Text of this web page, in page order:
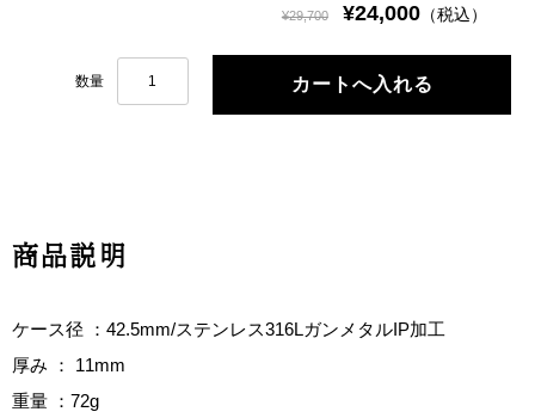
¥29,700 ¥24,000 （税込）
数量
商品説明
ケース径 ：42.5mm/ステンレス316LガンメタルIP加工
厚み ： 11mm
重量 ：72g